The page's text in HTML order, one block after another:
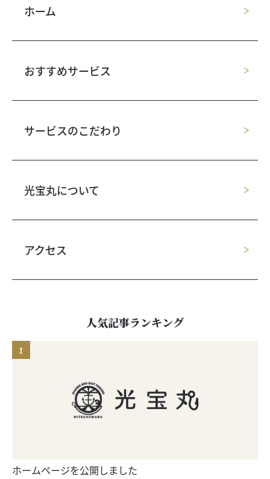
ホーム
おすすめサービス
サービスのこだわり
光宝丸について
アクセス
人気記事ランキング
ホームページを公開しました